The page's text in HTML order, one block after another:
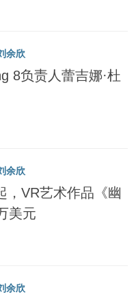
余欣
8负责人蕾吉娜·杜
余欣
，VR艺术作品《幽
美元
余欣